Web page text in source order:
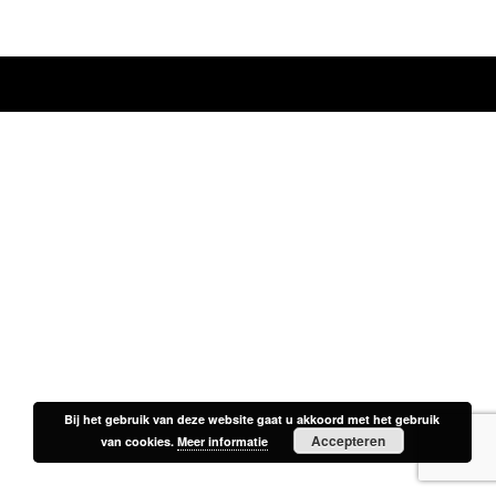
Bij het gebruik van deze website gaat u akkoord met het gebruik
van cookies. Meer informatie Accepteren
Bij het gebruik van deze website gaat u akkoord met het gebruik
van cookies. Meer informatie Accepteren